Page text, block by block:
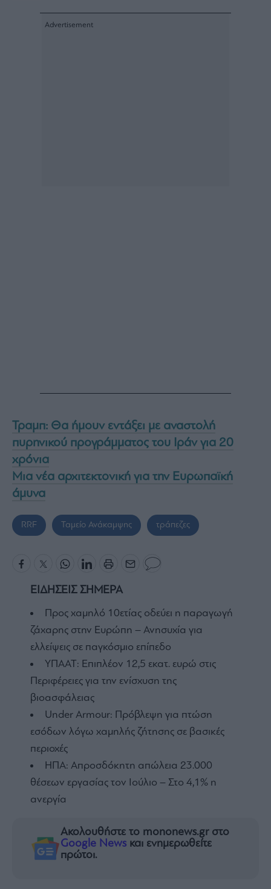
Τραμπ: Θα ήμουν εντάξει με αναστολή
πυρηνικού προγράμματος του Ιράν για 20
χρόνια
Μια νέα αρχιτεκτονική για την Ευρωπαϊκή
άμυνα
RRF Ταμείο Ανάκαμψης τράπεζες
ΕΙΔΗΣΕΙΣ ΣΗΜΕΡΑ
Προς χαμηλό 10ετίας οδεύει η παραγωγή
ζάχαρης στην Ευρώπη – Ανησυχία για
ελλείψεις σε παγκόσμιο επίπεδο
ΥΠΑΑΤ: Επιπλέον 12,5 εκατ. ευρώ στις
Περιφέρειες για την ενίσχυση της
βιοασφάλειας
Under Armour: Πρόβλεψη για πτώση
εσόδων λόγω χαμηλής ζήτησης σε βασικές
περιοχές
ΗΠΑ: Απροσδόκητη απώλεια 23.000
θέσεων εργασίας τον Ιούλιο – Στο 4,1% η
ανεργία
Ακολουθήστε το mononews.gr στο
Google News και ενημερωθείτε
πρώτοι.